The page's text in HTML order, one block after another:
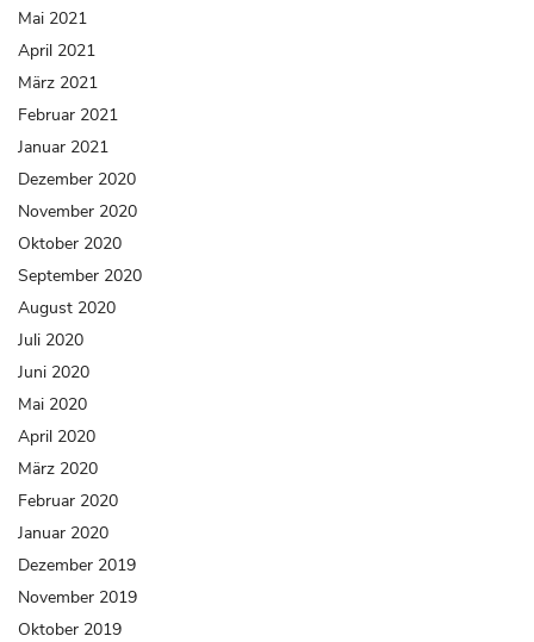
Mai 2021
April 2021
März 2021
Februar 2021
Januar 2021
Dezember 2020
November 2020
Oktober 2020
September 2020
August 2020
Juli 2020
Juni 2020
Mai 2020
April 2020
März 2020
Februar 2020
Januar 2020
Dezember 2019
November 2019
Oktober 2019